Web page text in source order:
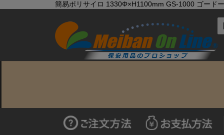
簡易ポリサイロ 1330Φ×H1100mm GS-1000 ゴード